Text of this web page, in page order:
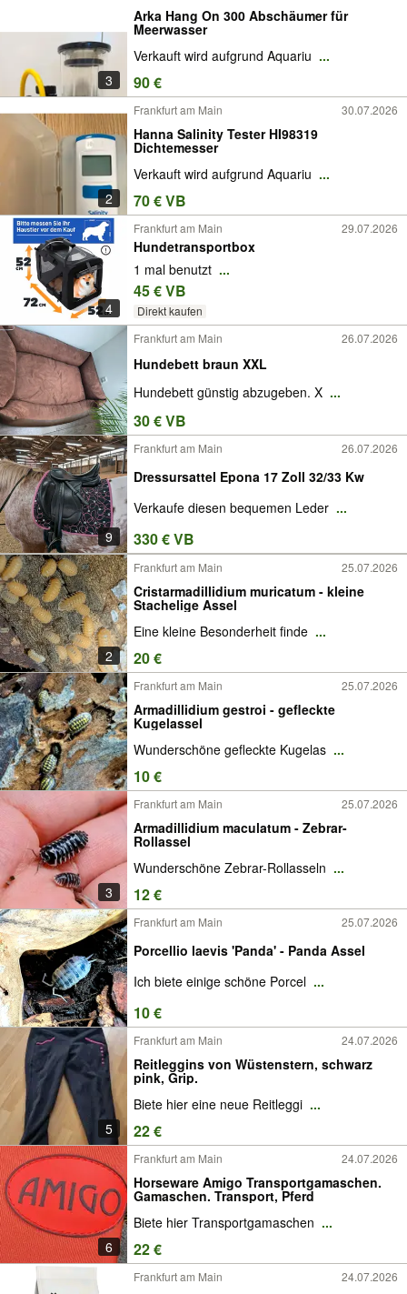
3
Arka Hang On 300 Abschäumer für
Meerwasser
Verkauft wird aufgrund Aquariu ...
90 €
2
Frankfurt am Main 30.07.2026
Hanna Salinity Tester HI98319
Dichtemesser
Verkauft wird aufgrund Aquariu ...
70 € VB
4
Frankfurt am Main 29.07.2026
Hundetransportbox
1 mal benutzt ...
45 € VB
Direkt kaufen
Frankfurt am Main
26.07.2026
Hundebett braun XXL
Hundebett günstig abzugeben. X ...
30 € VB
9
Frankfurt am Main 26.07.2026
Dressursattel Epona 17 Zoll 32/33 Kw
Verkaufe diesen bequemen Leder ...
330 € VB
2
Frankfurt am Main 25.07.2026
Cristarmadillidium muricatum - kleine
Stachelige Assel
Eine kleine Besonderheit finde ...
20 €
Frankfurt am Main 25.07.2026
Armadillidium gestroi - gefleckte
Kugelassel
Wunderschöne gefleckte Kugelas ...
10 €
3
Frankfurt am Main 25.07.2026
Armadillidium maculatum - Zebrar-
Rollassel
Wunderschöne Zebrar-Rollasseln ...
12 €
Frankfurt am Main 25.07.2026
Porcellio laevis 'Panda' - Panda Assel
Ich biete einige schöne Porcel ...
10 €
5
Frankfurt am Main 24.07.2026
Reitleggins von Wüstenstern, schwarz
pink, Grip.
Biete hier eine neue Reitleggi ...
22 €
6
Frankfurt am Main 24.07.2026
Horseware Amigo Transportgamaschen.
Gamaschen. Transport, Pferd
Biete hier Transportgamaschen ...
22 €
Frankfurt am Main 24.07.2026